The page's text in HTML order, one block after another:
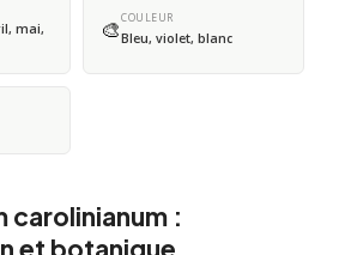
mai,
🎨COULEUR
Bleu, violet, blanc
carolinianum :
et botanique